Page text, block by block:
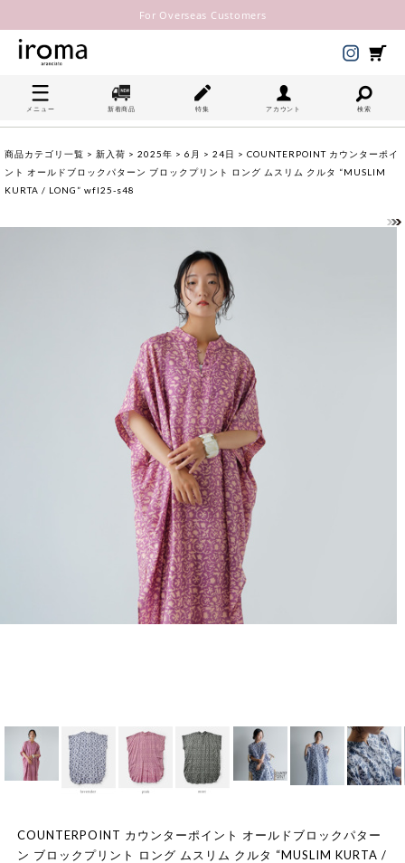
For Overseas Customers
メニュー 新着商品 特集 アカウント 検索
商品カテゴリ一覧 > 新入荷 > 2025年 > 6月 > 24日 > COUNTERPOINT カウンターポイ
ント オールドブロックパターン ブロックプリント ロング ムスリム クルタ “MUSLIM
KURTA / LONG” wfl25-s48
COUNTERPOINT カウンターポイント オールドブロックパター
ン ブロックプリント ロング ムスリム クルタ “MUSLIM KURTA /